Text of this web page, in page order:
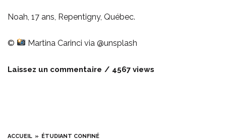
ACCUEIL ÉTUDIANT CONFINÉ
Noah, 17 ans, Repentigny, Québec.
© Martina Carinci via @unsplash
Laissez un commentaire 4567 views